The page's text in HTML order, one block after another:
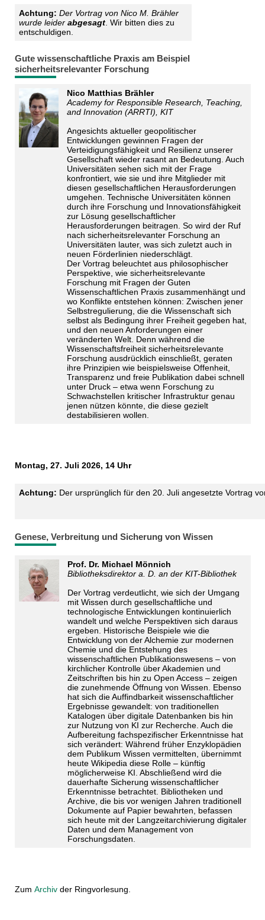
Achtung: Der Vortrag von Nico M. Brähler
wurde leider abgesagt. Wir bitten dies zu
entschuldigen.
Gute wissenschaftliche Praxis am Beispiel
sicherheitsrelevanter Forschung
Nico Matthias Brähler
Academy for Responsible Research, Teaching,
and Innovation (ARRTI), KIT
Angesichts aktueller geopolitischer
Entwicklungen gewinnen Fragen der
Verteidigungsfähigkeit und Resilienz unserer
Gesellschaft wieder rasant an Bedeutung. Auch
Universitäten sehen sich mit der Frage
konfrontiert, wie sie und ihre Mitglieder mit
diesen gesellschaftlichen Herausforderungen
umgehen. Technische Universitäten können
durch ihre Forschung und Innovationsfähigkeit
zur Lösung gesellschaftlicher
Herausforderungen beitragen. So wird der Ruf
nach sicherheitsrelevanter Forschung an
Universitäten lauter, was sich zuletzt auch in
neuen Förderlinien niederschlägt.
Der Vortrag beleuchtet aus philosophischer
Perspektive, wie sicherheitsrelevante
Forschung mit Fragen der Guten
Wissenschaftlichen Praxis zusammenhängt und
wo Konflikte entstehen können: Zwischen jener
Selbstregulierung, die die Wissenschaft sich
selbst als Bedingung ihrer Freiheit gegeben hat,
und den neuen Anforderungen einer
veränderten Welt. Denn während die
Wissenschaftsfreiheit sicherheitsrelevante
Forschung ausdrücklich einschließt, geraten
ihre Prinzipien wie beispielsweise Offenheit,
Transparenz und freie Publikation dabei schnell
unter Druck – etwa wenn Forschung zu
Schwachstellen kritischer Infrastruktur genau
jenen nützen könnte, die diese gezielt
destabilisieren wollen.
Montag, 27. Juli 2026, 14 Uhr
Achtung: Der ursprünglich für den 20. Juli angesetzte Vortrag
Genese, Verbreitung und Sicherung von Wissen
Prof. Dr. Michael Mönnich
Bibliotheksdirektor a. D. an der KIT-Bibliothek
Der Vortrag verdeutlicht, wie sich der Umgang
mit Wissen durch gesellschaftliche und
technologische Entwicklungen kontinuierlich
wandelt und welche Perspektiven sich daraus
ergeben. Historische Beispiele wie die
Entwicklung von der Alchemie zur modernen
Chemie und die Entstehung des
wissenschaftlichen Publikationswesens – von
kirchlicher Kontrolle über Akademien und
Zeitschriften bis hin zu Open Access – zeigen
die zunehmende Öffnung von Wissen. Ebenso
hat sich die Auffindbarkeit wissenschaftlicher
Ergebnisse gewandelt: von traditionellen
Katalogen über digitale Datenbanken bis hin
zur Nutzung von KI zur Recherche. Auch die
Aufbereitung fachspezifischer Erkenntnisse hat
sich verändert: Während früher Enzyklopädien
dem Publikum Wissen vermittelten, übernimmt
heute Wikipedia diese Rolle – künftig
möglicherweise KI. Abschließend wird die
dauerhafte Sicherung wissenschaftlicher
Erkenntnisse betrachtet. Bibliotheken und
Archive, die bis vor wenigen Jahren traditionell
Dokumente auf Papier bewahrten, befassen
sich heute mit der Langzeitarchivierung digitaler
Daten und dem Management von
Forschungsdaten.
Zum Archivder Ringvorlesung.